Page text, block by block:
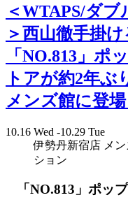
＜WTAPS/ダブ
＞西山徹手掛け
「NO.813」ポ
トアが約2年ぶ
メンズ館に登場
10.16 Wed -10.29 Tue
伊勢丹新宿店 メ
ション
「NO.813」ポッ